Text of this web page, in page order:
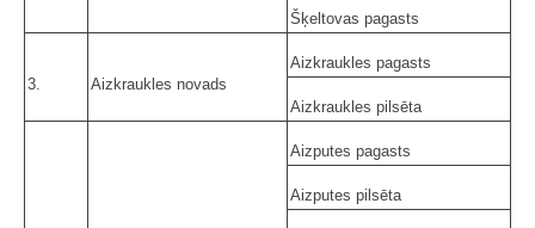
Šķeltovas pagasts
3. Aizkraukles novads
Aizkraukles pagasts
Aizkraukles pilsēta
Aizputes pagasts
Aizputes pilsēta